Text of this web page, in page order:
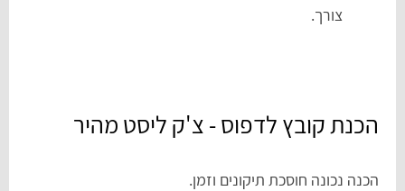
צורך.
הכנת קובץ לדפוס - צ'ק ליסט מהיר
הכנה נכונה חוסכת תיקונים וזמן.